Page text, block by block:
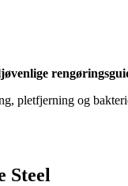
pletfjerning og
Steel